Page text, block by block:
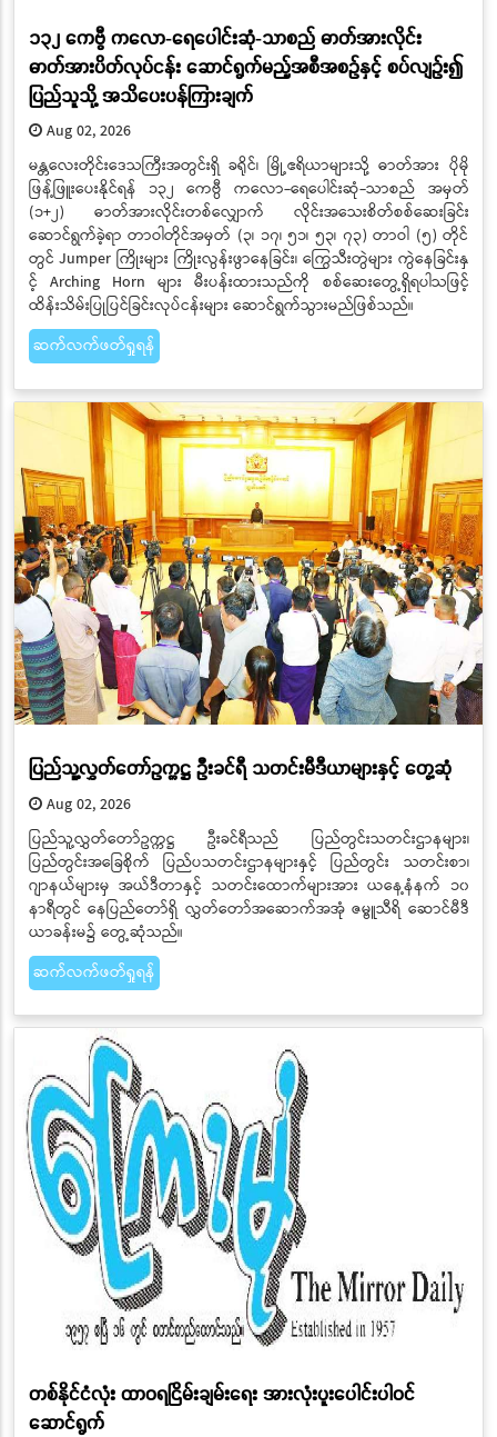
၁၃၂ ကေဗွီ ကလော-ရေပေါင်းဆုံ-သာစည် ဓာတ်အားလိုင်း
ဓာတ်အားပိတ်လုပ်ငန်း ဆောင်ရွက်မည့်အစီအစဉ်နှင့် စပ်လျဉ်း၍
ပြည်သူသို့ အသိပေးပန်ကြားချက်
Aug 02, 2026
မန္တလေးတိုင်းဒေသကြီးအတွင်းရှိ ခရိုင်၊ မြို့ဧရိယာများသို့ ဓာတ်အား ပိုမို
ဖြန့်ဖြူးပေးနိုင်ရန် ၁၃၂ ကေဗွီ ကလော-ရေပေါင်းဆုံ-သာစည် အမှတ်
(၁+၂) ဓာတ်အားလိုင်းတစ်လျှောက် လိုင်းအသေးစိတ်စစ်ဆေးခြင်း
ဆောင်ရွက်ခဲ့ရာ တာဝါတိုင်အမှတ် (၃၊ ၁၇၊ ၅၁၊ ၅၃၊ ၇၃) တာဝါ (၅) တိုင်
တွင် Jumper ကြိုးများ ကြိုးလွန်းဖွာနေခြင်း၊ ကြွေသီးတွဲများ ကွဲနေခြင်းနှ
င့် Arching Horn များ မီးပန်းထားသည်ကို စစ်ဆေးတွေ့ရှိရပါသဖြင့်
ထိန်းသိမ်းပြုပြင်ခြင်းလုပ်ငန်းများ ဆောင်ရွက်သွားမည်ဖြစ်သည်။
ဆက်လက်ဖတ်ရှုရန်
ပြည်သူ့လွှတ်တော်ဥက္ကဋ္ဌ ဦးခင်ရီ သတင်းမီဒီယာများနှင့် တွေ့ဆုံ
Aug 02, 2026
ပြည်သူ့လွှတ်တော်ဥက္ကဋ္ဌ ဦးခင်ရီသည် ပြည်တွင်းသတင်းဌာနများ၊
ပြည်တွင်းအခြေစိုက် ပြည်ပသတင်းဌာနများနှင့် ပြည်တွင်း သတင်းစာ၊
ဂျာနယ်များမှ အယ်ဒီတာနှင့် သတင်းထောက်များအား ယနေ့နံနက် ၁၀
နာရီတွင် နေပြည်တော်ရှိ လွှတ်တော်အဆောက်အအုံ ဇမ္ဗူသီရိ ဆောင်မီဒီ
ယာခန်းမ၌ တွေ့ဆုံသည်။
ဆက်လက်ဖတ်ရှုရန်
တစ်နိုင်ငံလုံး ထာဝရငြိမ်းချမ်းရေး အားလုံးပူးပေါင်းပါဝင်
ဆောင်ရွက်